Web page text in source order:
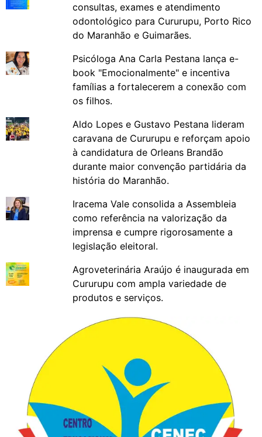
consultas, exames e atendimento
odontológico para Cururupu, Porto Rico
do Maranhão e Guimarães.
Psicóloga Ana Carla Pestana lança e-
book "Emocionalmente" e incentiva
famílias a fortalecerem a conexão com
os filhos.
Aldo Lopes e Gustavo Pestana lideram
caravana de Cururupu e reforçam apoio
à candidatura de Orleans Brandão
durante maior convenção partidária da
história do Maranhão.
Iracema Vale consolida a Assembleia
como referência na valorização da
imprensa e cumpre rigorosamente a
legislação eleitoral.
Agroveterinária Araújo é inaugurada em
Cururupu com ampla variedade de
produtos e serviços.